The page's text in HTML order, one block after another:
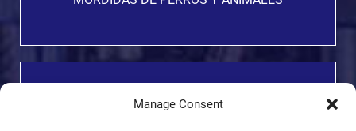
Manage Consent
TRUCKING ACCIDENT /